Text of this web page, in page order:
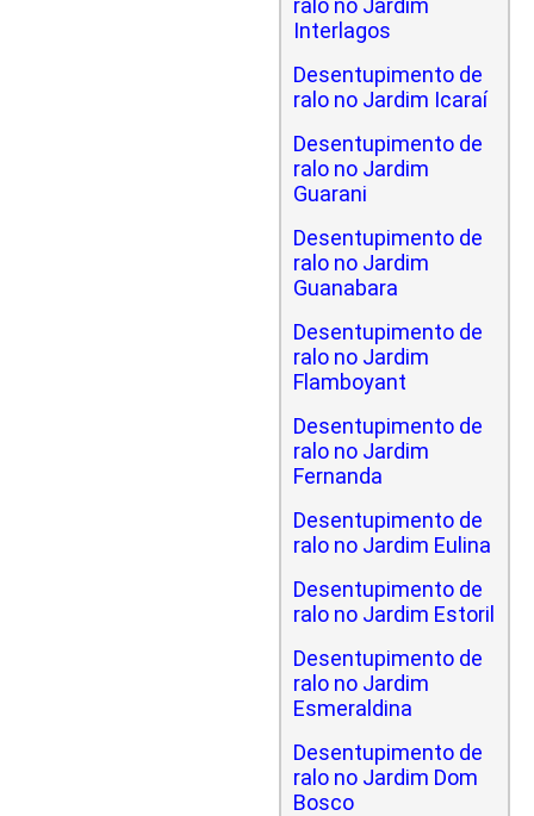
ralo no Jardim
Interlagos
Desentupimento de
ralo no Jardim Icaraí
Desentupimento de
ralo no Jardim
Guarani
Desentupimento de
ralo no Jardim
Guanabara
Desentupimento de
ralo no Jardim
Flamboyant
Desentupimento de
ralo no Jardim
Fernanda
Desentupimento de
ralo no Jardim Eulina
Desentupimento de
ralo no Jardim Estoril
Desentupimento de
ralo no Jardim
Esmeraldina
Desentupimento de
ralo no Jardim Dom
Bosco